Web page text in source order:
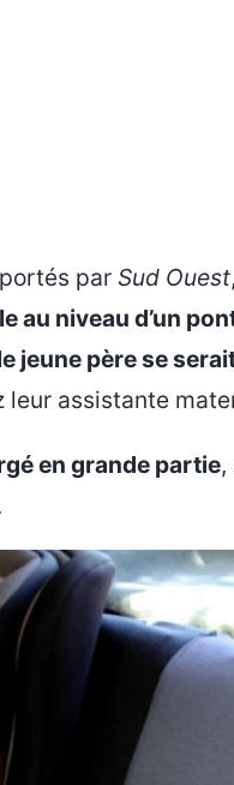
par Sud Ouest,
au niveau d’un
jeune père se
leur assistante
en grande partie